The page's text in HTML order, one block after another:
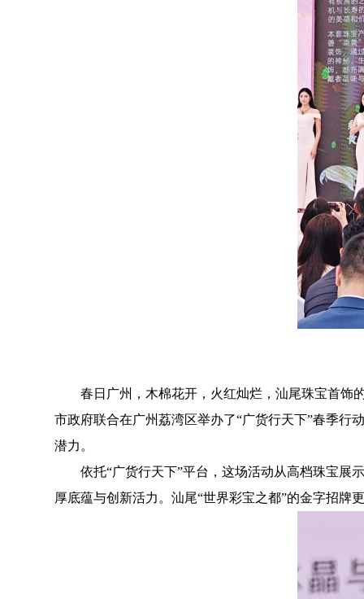
春日广州，木棉花开，火红灿烂，汕尾珠宝首饰的
市政府联合在广州荔湾区举办了“广货行天下”春季行
潜力。
依托“广货行天下”平台，这场活动从高档珠宝展示
厚底蕴与创新活力。汕尾“世界彩宝之都”的金字招牌